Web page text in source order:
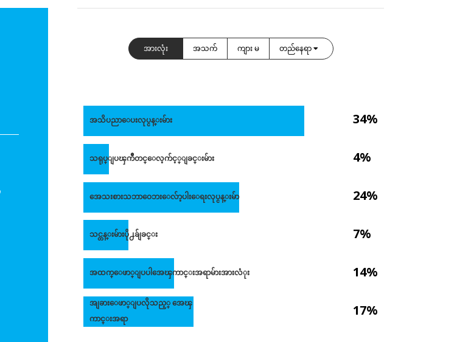
အားလုံး အသက် ကျား မ တည်နေရာ
34%
4%
24%
7%
14%
17%
အသိပညာေပးလုပ္ငန္းမ်ား
သရုပ္ျပၾကိဳတင္ေလ့က်င့္ျခင္းမ်ား
အေသးစားသဘာဝေဘးေလ်ာ့ပါးေရးလုပ္ငန္းမ်ာ
သင္တန္းမ်ားပို႕ခ်ျခင္း
အထက္ေဖာ္ျပပါအေၾကာင္းအရာမ်ားအားလံုး
အျခားေဖာ္ျပလိုသည့္ အေၾ
ကာင္းအရာ